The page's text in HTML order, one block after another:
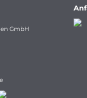
GmbH